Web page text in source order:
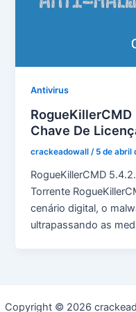
Antivirus
RogueKillerCMD
Chave De
crackeadowall/ 5 de abril
RogueKillerCMD
Torrente
cenário digital, o
ultrapassando as
Copyright © 2026